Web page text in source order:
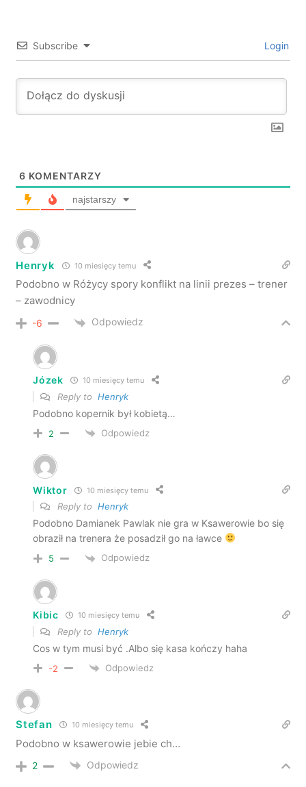
Subscribe Login
6 KOMENTARZY
najstarszy
Henryk 10 miesięcy temu
Podobno w Różycy spory konflikt na linii prezes – trener
– zawodnicy
-6 Odpowiedz
Józek 10 miesięcy temu
Reply toHenryk
Podobno kopernik był kobietą…
2 Odpowiedz
Wiktor 10 miesięcy temu
Reply toHenryk
Podobno Damianek Pawlak nie gra w Ksawerowie bo się
obraził na trenera że posadził go na ławce
5 Odpowiedz
Kibic 10 miesięcy temu
Reply toHenryk
Cos w tym musi być .Albo się kasa kończy haha
-2 Odpowiedz
Stefan 10 miesięcy temu
Podobno w ksawerowie jebie ch…
2 Odpowiedz